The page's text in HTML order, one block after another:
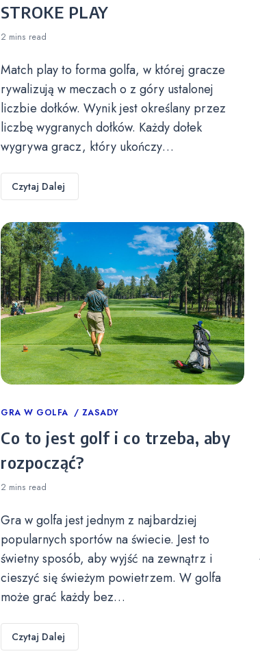
STROKE PLAY
2 mins read
Match play to forma golfa, w której gracze
rywalizują w meczach o z góry ustalonej
liczbie dołków. Wynik jest określany przez
liczbę wygranych dołków. Każdy dołek
wygrywa gracz, który ukończy…
Czytaj Dalej
Categories
GRA W GOLFA ZASADY
Co to jest golf i co trzeba, aby
rozpocząć?
2 mins read
Gra w golfa jest jednym z najbardziej
popularnych sportów na świecie. Jest to
świetny sposób, aby wyjść na zewnątrz i
cieszyć się świeżym powietrzem. W golfa
może grać każdy bez…
Czytaj Dalej